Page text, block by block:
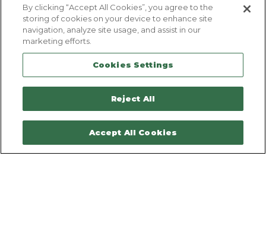
Cookie Policy
Legal Notice
Sitemap
Contactez-nous
By clicking “Accept All Cookies”, you agree to the
storing of cookies on your device to enhance site
navigation, analyze site usage, and assist in our
marketing efforts.
Cookies Settings
Reject All
Accept All Cookies